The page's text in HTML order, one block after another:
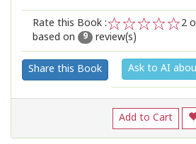
Rate this Book :
2
1
2
based on
9 review(s)
Share this Book Ask to AI
Add to Cart